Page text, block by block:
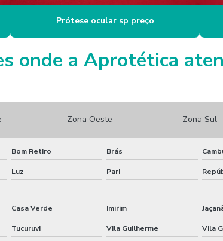
Prótese ocular sp preço
onde a Aprotética
Zona Oeste Zona Sul
Bom Retiro Brás
Luz Pari
Casa Verde Imirim
Tucuruvi Vila Guilherme Vila